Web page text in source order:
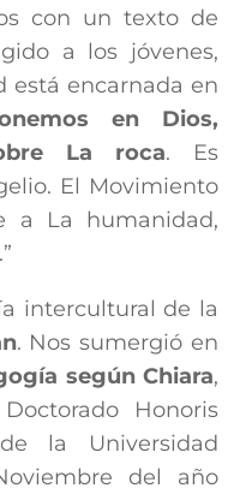
con un texto de
a los jóvenes,
está encarnada en
en Dios,
La roca. Es
El Movimiento
a La humanidad,
intercultural de la
. Nos sumergió en
según Chiara,
Honoris
la Universidad
del año